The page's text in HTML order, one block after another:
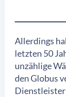
Allerdings
letzten 50
unzählige
den Globus
Dienstleister